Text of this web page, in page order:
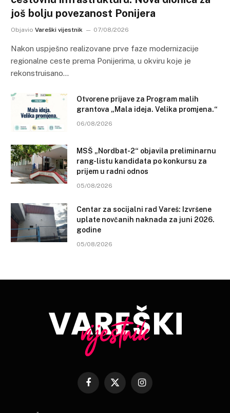
još bolju povezanost Ponijera
Objavio Vareški vijestnik 07/08/2026
Nakon uspješno realizovane prve faze modernizacije
regionalne ceste prema Ponijerima, u okviru koje je
rekonstruisano…
Otvorene prijave za Program malih
grantova „Mala ideja. Velika promjena.“
06/08/2026
MSŠ „Nordbat-2“ objavila preliminarnu
rang-listu kandidata po konkursu za
prijem u radni odnos
05/08/2026
Centar za socijalni rad Vareš: Izvršene
uplate novčanih naknada za juni 2026.
godine
05/08/2026
Facebook
X
Instagram